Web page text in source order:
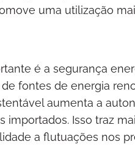
uma utilização
é a segurança
fontes de energia
aumenta a
importados. Isso traz
a flutuações nos